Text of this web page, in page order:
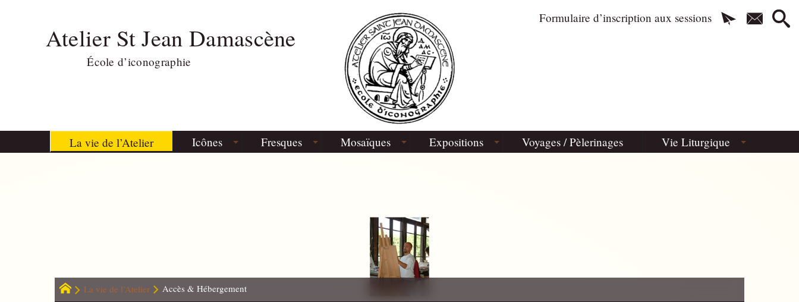
Formulaire d’inscription aux sessions
Atelier St Jean Damascène
École d’iconographie
La vie de l’Atelier Icônes Fresques Mosaïques Expositions Voyages / Pèlerinages Vie Liturgique
La vie de l’Atelier Accès & Hébergement